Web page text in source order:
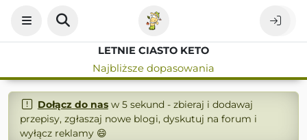
LETNIE CIASTO KETO
Najbliższe dopasowania
Dołącz do nasw 5 sekund - zbieraj i dodawaj
przepisy, zgłaszaj nowe blogi, dyskutuj na forum i
wyłącz reklamy 😄